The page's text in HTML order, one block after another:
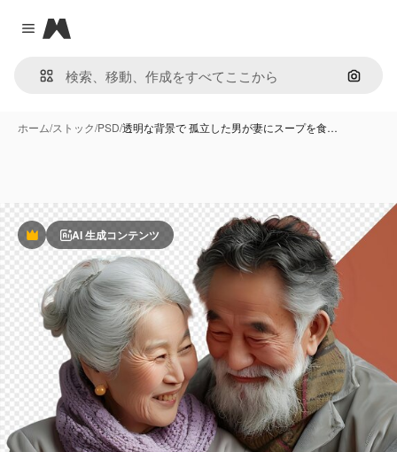
Close menu
Magnific
画像で
ホーム/ストック/PSD/透明な背景で 孤立した男が妻にスープを食…
PremiumAI 生成コンテンツ